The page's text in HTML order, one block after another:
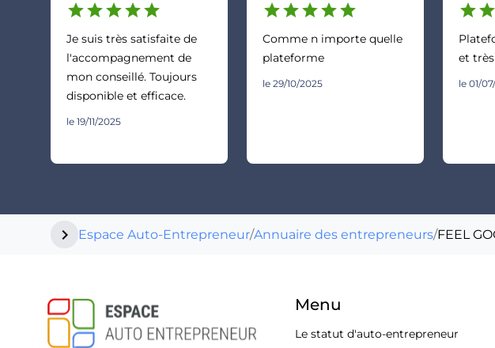
starstarstarstarstar
Je suis très satisfaite de
l'accompagnement de
mon conseillé. Toujours
disponible et efficace.
le 19/11/2025
starstarstarstarstar
Comme n importe quelle
plateforme
le 29/10/2025
starstar
et
le 01/
chevron_right Espace Auto-Entrepreneur/Annuaire des entrepreneurs/FEEL
Menu
Le statut d'auto-entrepreneur